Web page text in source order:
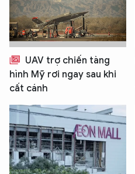
UAV trợ chiến tàng
hình Mỹ rơi ngay sau khi
cất cánh